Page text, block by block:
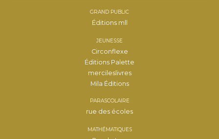
GRAND PUBLIC
Éditions mll
JEUNESSE
Circonflexe
Éditions Palette
mercileslivres
Mila Éditions
PARASCOLAIRE
rue des écoles
MATHÉMATIQUES